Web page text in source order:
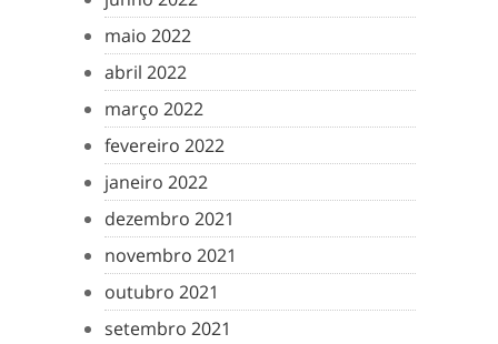
maio 2022
abril 2022
março 2022
fevereiro 2022
janeiro 2022
dezembro 2021
novembro 2021
outubro 2021
setembro 2021